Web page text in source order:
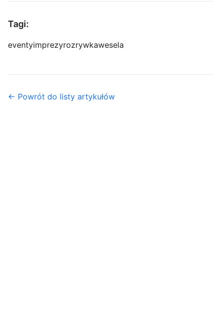
Tagi:
eventyimprezyrozrywkawesela
← Powrót do listy artykułów